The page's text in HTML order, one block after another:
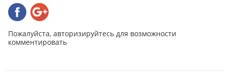
Пожалуйста, авторизируйтесь для возможности
комментировать